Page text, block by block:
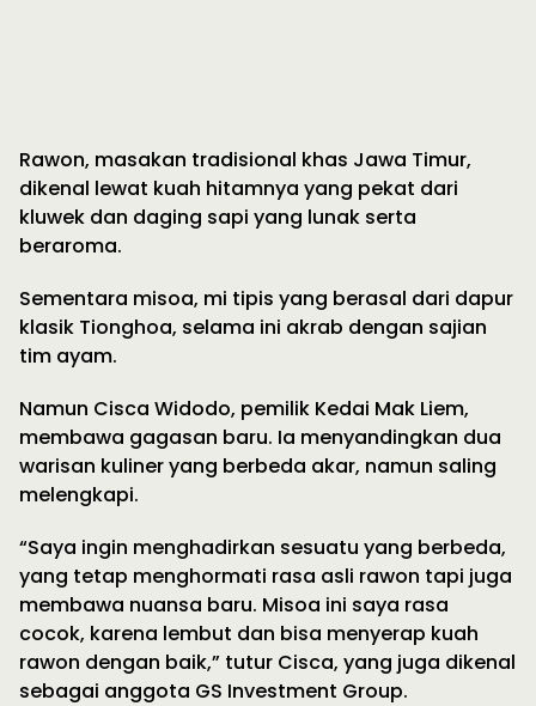
Rawon, masakan tradisional khas Jawa Timur,
dikenal lewat kuah hitamnya yang pekat dari
kluwek dan daging sapi yang lunak serta
beraroma.
Sementara misoa, mi tipis yang berasal dari dapur
klasik Tionghoa, selama ini akrab dengan sajian
tim ayam.
Namun Cisca Widodo, pemilik Kedai Mak Liem,
membawa gagasan baru. Ia menyandingkan dua
warisan kuliner yang berbeda akar, namun saling
melengkapi.
“Saya ingin menghadirkan sesuatu yang berbeda,
yang tetap menghormati rasa asli rawon tapi juga
membawa nuansa baru. Misoa ini saya rasa
cocok, karena lembut dan bisa menyerap kuah
rawon dengan baik,” tutur Cisca, yang juga dikenal
sebagai anggota GS Investment Group.